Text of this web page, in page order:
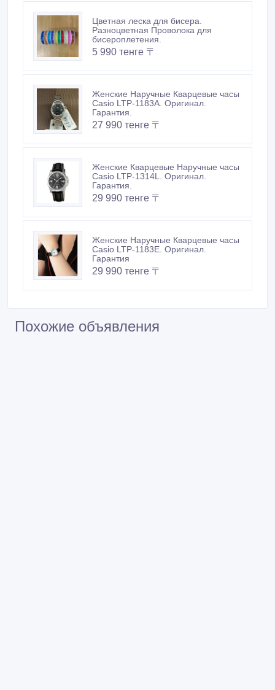
Цветная леска для бисера.
Разноцветная Проволока для
бисероплетения.
5 990 тенге 〒
Женские Наручные Кварцевые часы
Casio LTP-1183A. Оригинал.
Гарантия.
27 990 тенге 〒
Женские Кварцевые Наручные часы
Casio LTP-1314L. Оригинал.
Гарантия.
29 990 тенге 〒
Женские Наручные Кварцевые часы
Casio LTP-1183E. Оригинал.
Гарантия
29 990 тенге 〒
Похожие объявления